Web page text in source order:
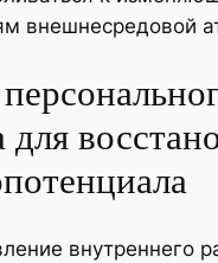
внешнесредовой
для
внутреннего